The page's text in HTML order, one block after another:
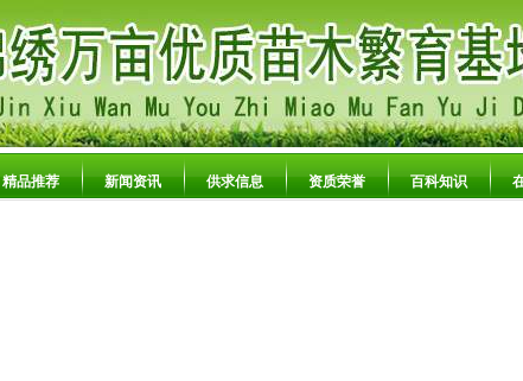
精品推荐 新闻资讯 供求信息 资质荣誉 百科知识